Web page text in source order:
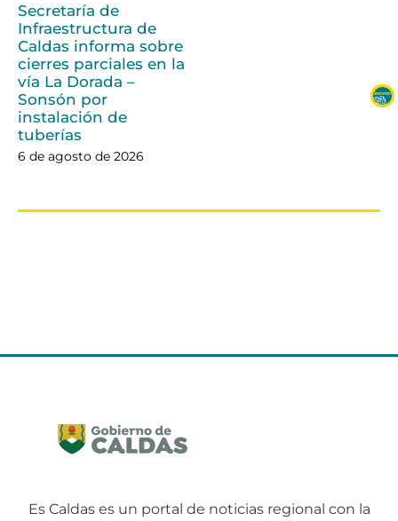
Secretaría de
Infraestructura de
Caldas informa sobre
cierres parciales en la
vía La Dorada –
Sonsón por
instalación de
tuberías
6 de agosto de 2026
Es Caldas es un portal de noticias regional con la